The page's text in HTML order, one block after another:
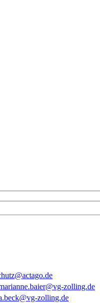
zolling.de
zolling.de